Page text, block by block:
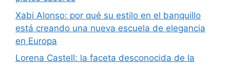
Xabi Alonso: por qué su estilo en el banquillo
está creando una nueva escuela de elegancia
en Europa
Lorena Castell: la faceta desconocida de la